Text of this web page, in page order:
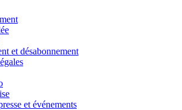
et désabonnement
et événements